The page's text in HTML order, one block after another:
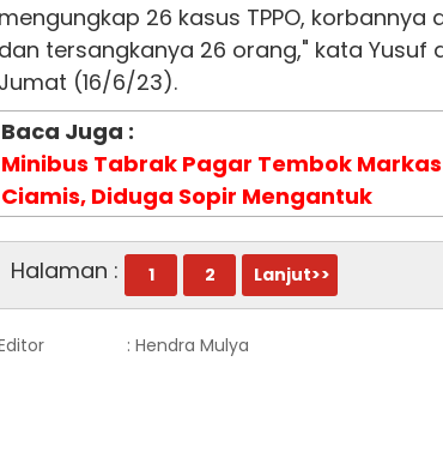
mengungkap 26 kasus TPPO, korbannya
dan tersangkanya 26 orang," kata Yusuf
Jumat (16/6/23).
Baca Juga :
Minibus Tabrak Pagar Tembok
Ciamis, Diduga Sopir Mengantuk
Halaman : 1 2 Lanjut>>
: Hendra Mulya